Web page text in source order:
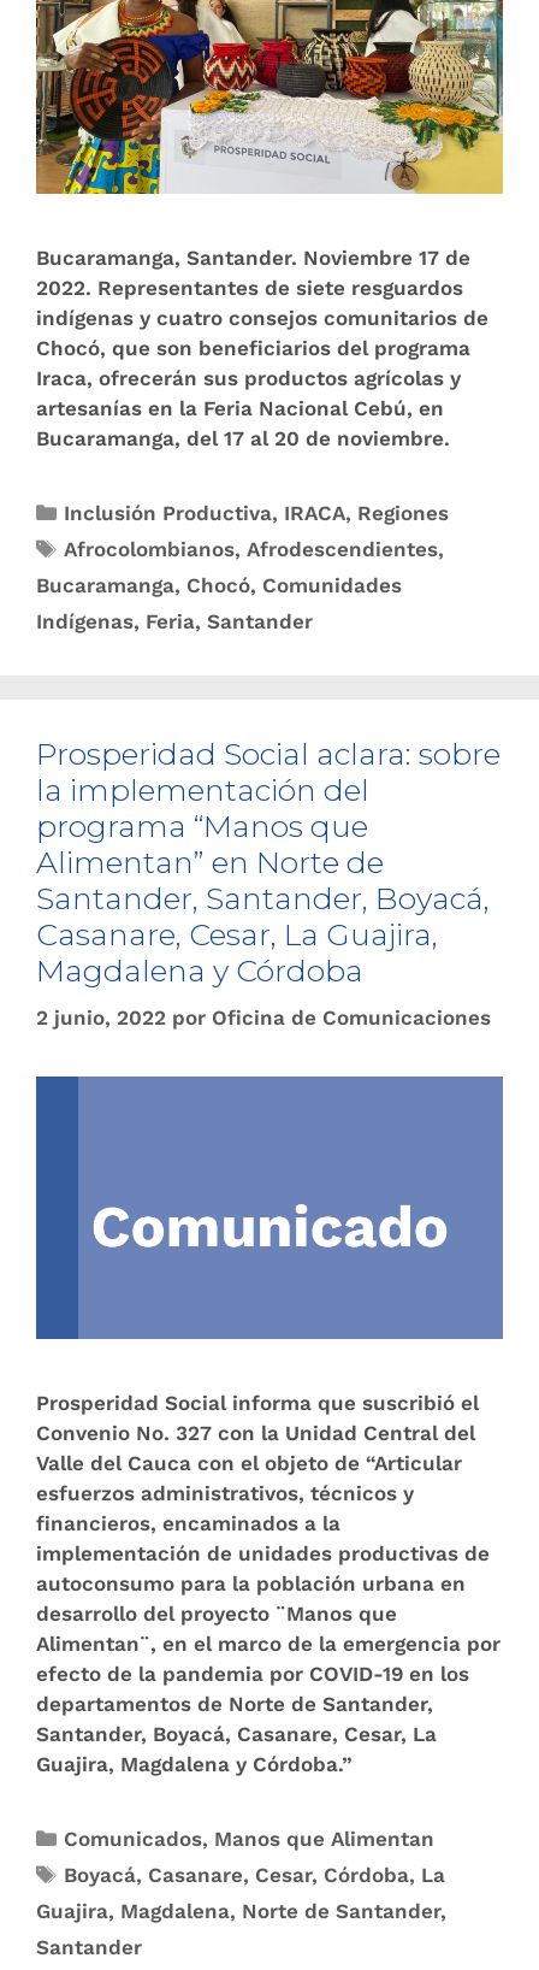
Bucaramanga, Santander. Noviembre 17 de
2022. Representantes de siete resguardos
indígenas y cuatro consejos comunitarios de
Chocó, que son beneficiarios del programa
Iraca, ofrecerán sus productos agrícolas y
artesanías en la Feria Nacional Cebú, en
Bucaramanga, del 17 al 20 de noviembre.
Inclusión Productiva, IRACA, Regiones
Afrocolombianos,Afrodescendientes,
Bucaramanga, Chocó, Comunidades
Indígenas, Feria, Santander
Prosperidad Social aclara: sobre
la implementación del
programa “Manos que
Alimentan” en Norte de
Santander, Santander, Boyacá,
Casanare, Cesar, La Guajira,
Magdalena y Córdoba
2 junio, 2022 por Oficina de Comunicaciones
Prosperidad Social informa que suscribió el
Convenio No. 327 con la Unidad Central del
Valle del Cauca con el objeto de “Articular
esfuerzos administrativos, técnicos y
financieros, encaminados a la
implementación de unidades productivas de
autoconsumo para la población urbana en
desarrollo del proyecto ¨Manos que
Alimentan¨, en el marco de la emergencia por
efecto de la pandemia por COVID-19 en los
departamentos de Norte de Santander,
Santander, Boyacá, Casanare, Cesar, La
Guajira, Magdalena y Córdoba.”
Comunicados, Manos que Alimentan
Boyacá, Casanare, Cesar, Córdoba, La
Guajira, Magdalena, Norte de Santander,
Santander